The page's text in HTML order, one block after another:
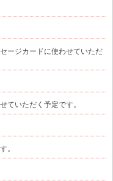
ージカードに使わせていただ
ていただく予定です。
。